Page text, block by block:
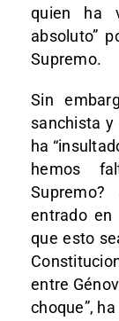
quien ha
absoluto”
Supremo.
Sin
sanchista y
ha
hemos
entrado en
que esto
entre
choque”,